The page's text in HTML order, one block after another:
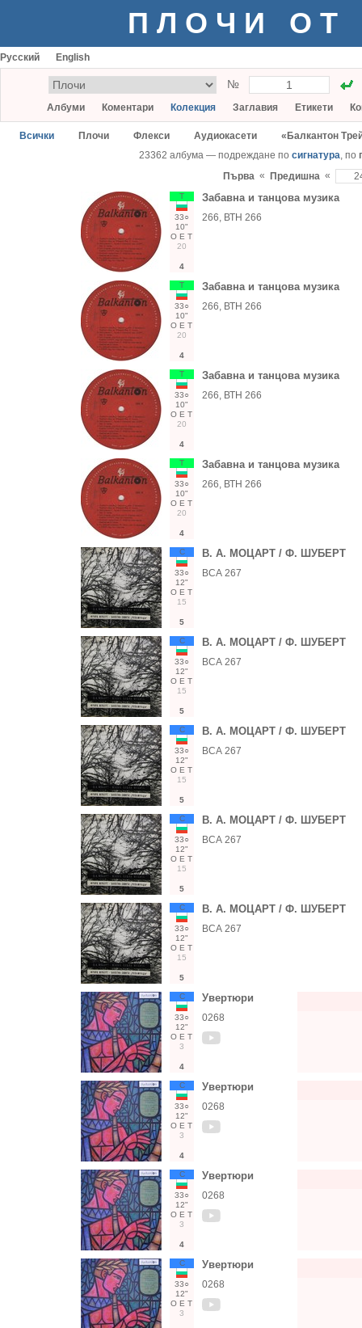
ПЛОЧИ ОТ
Русский English
№
Албуми Коментари Колекция Заглавия Етикети
Всички Плочи Флекси Аудиокасети
«Балкантон
23362 албума — подреждане по сигнатура, по
Първа « Предишна «
Т
33○
10"
О Е Т
20
4
Забавна и танцова музика
266, ВТН 266
Т
33○
10"
О Е Т
20
4
Забавна и танцова музика
266, ВТН 266
Т
33○
10"
О Е Т
20
4
Забавна и танцова музика
266, ВТН 266
Т
33○
10"
О Е Т
20
4
Забавна и танцова музика
266, ВТН 266
С
33○
12"
О Е Т
15
5
В. А. МОЦАРТ / Ф. ШУБЕРТ
ВСА 267
С
33○
12"
О Е Т
15
5
В. А. МОЦАРТ / Ф. ШУБЕРТ
ВСА 267
С
33○
12"
О Е Т
15
5
В. А. МОЦАРТ / Ф. ШУБЕРТ
ВСА 267
С
33○
12"
О Е Т
15
5
В. А. МОЦАРТ / Ф. ШУБЕРТ
ВСА 267
С
33○
12"
О Е Т
15
5
В. А. МОЦАРТ / Ф. ШУБЕРТ
ВСА 267
С
33○
12"
О Е Т
3
4
Увертюри
0268
С
33○
12"
О Е Т
3
4
Увертюри
0268
С
33○
12"
О Е Т
3
4
Увертюри
0268
С
33○
12"
О Е Т
3
Увертюри
0268